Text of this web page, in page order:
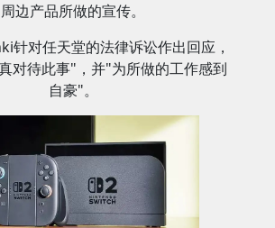
周边产品所做的宣传。
针对任天堂的法律诉讼作出回应，
对待此事"，并"为所做的工作感到
自豪"。